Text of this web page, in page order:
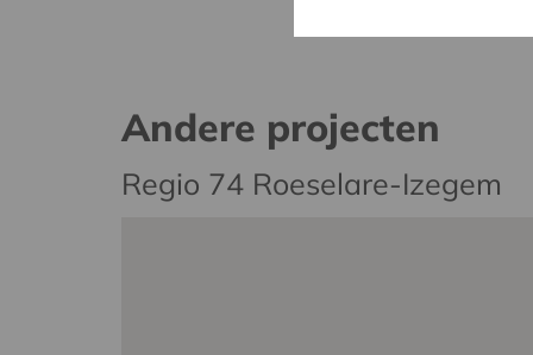
Andere projecten
Regio 74 Roeselare-Izegem